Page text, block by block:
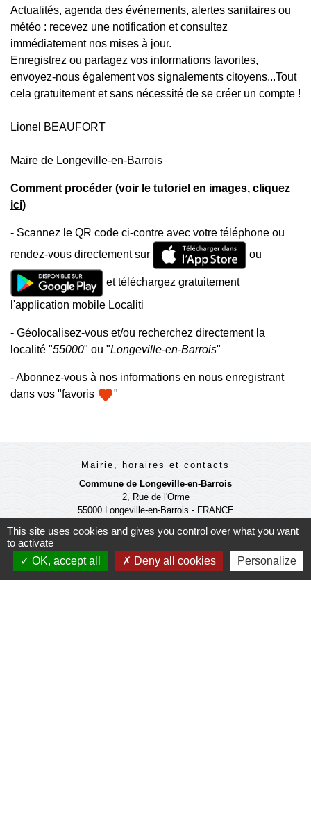
Actualités, agenda des événements, alertes sanitaires ou
météo : recevez une notification et consultez
immédiatement nos mises à jour.
Enregistrez ou partagez vos informations favorites,
envoyez-nous également vos signalements citoyens...Tout
cela gratuitement et sans nécessité de se créer un compte !
Lionel BEAUFORT
Maire de Longeville-en-Barrois
Comment procéder (voir le tutoriel en images, cliquez
ici)
- Scannez le QR code ci-contre avec votre téléphone ou
rendez-vous directement sur
ou
et téléchargez gratuitement
l'application mobile Localiti
- Géolocalisez-vous et/ou recherchez directement la
localité "55000" ou "Longeville-en-Barrois"
- Abonnez-vous à nos informations en nous enregistrant
dans vos "favoris favorite"
Mairie, horaires et contacts
Commune de Longeville-en-Barrois
2, Rue de l'Orme
55000 Longeville-en-Barrois - FRANCE
Ouverture du secretariat de Mairie
Lundi et mercredi : 14h-18h
Mardi-jeudi-vendredi : 11h-12h et 14h-17h
This site uses cookies and gives you control over what you want
to activate
OK, accept all
Deny all cookies Personalize